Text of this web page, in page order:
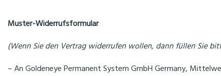
Muster-Widerrufsformular
(Wenn Sie den Vertrag widerrufen wollen, dann füllen Sie
– An Goldeneye Permanent System GmbH Germany,